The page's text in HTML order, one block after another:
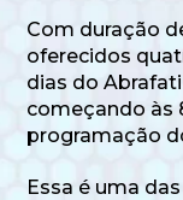
Com duração
oferecidos
dias do
começando às
programação
Essa é uma